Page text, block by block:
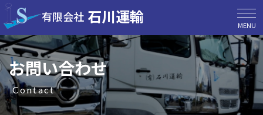
MENU
有限会社 石川運輸
お問い合わせ
contact